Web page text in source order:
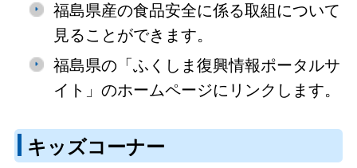
福島県産の食品安全に係る取組について
見ることができます。
福島県の「ふくしま復興情報ポータルサ
イト」のホームページにリンクします。
キッズコーナー